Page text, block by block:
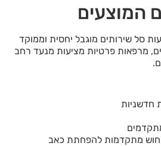
המוצעים
סל שירותים מוגבל יחסית וממוקד
מרפאות פרטיות מציעות מנעד רחב
חדשניות
מתקדמות להפחתת כאב